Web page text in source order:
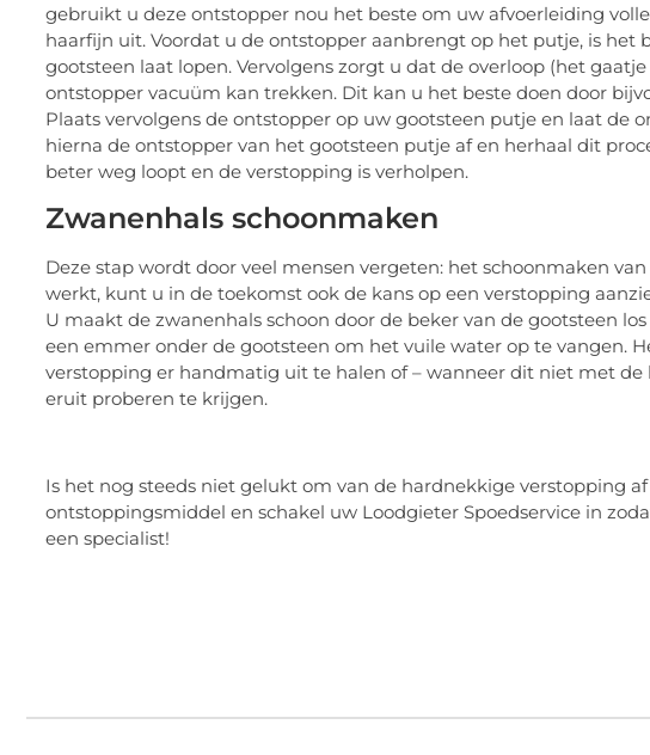
gebruikt u deze ontstopper nou het beste om uw afvoerleiding
haarfijn uit. Voordat u de ontstopper aanbrengt op het putje, is het
gootsteen laat lopen. Vervolgens zorgt u dat de overloop (het
ontstopper vacuüm kan trekken. Dit kan u het beste doen door
Plaats vervolgens de ontstopper op uw gootsteen putje en laat de
hierna de ontstopper van het gootsteen putje af en herhaal dit
beter weg loopt en de verstopping is verholpen.
Zwanenhals schoonmaken
Deze stap wordt door veel mensen vergeten: het schoonmaken
werkt, kunt u in de toekomst ook de kans op een verstopping
U maakt de zwanenhals schoon door de beker van de gootsteen
een emmer onder de gootsteen om het vuile water op te vangen.
verstopping er handmatig uit te halen of – wanneer dit niet met
eruit proberen te krijgen.
Is het nog steeds niet gelukt om van de hardnekkige verstopping
ontstoppingsmiddel en schakel uw Loodgieter Spoedservice in
een specialist!